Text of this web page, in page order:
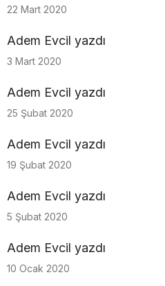
22 Mart 2020
Adem Evcil yazdı
3 Mart 2020
Adem Evcil yazdı
25 Şubat 2020
Adem Evcil yazdı
19 Şubat 2020
Adem Evcil yazdı
5 Şubat 2020
Adem Evcil yazdı
10 Ocak 2020